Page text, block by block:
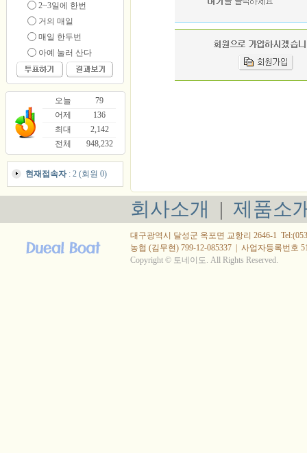
2~3일에 한번
거의 매일
매일 한두번
아예 눌러 산다
오늘
79
어제
136
최대
2,142
전체
948,232
현재접속자: 2 (회원 0)
회사소개 | 제품소
대구광역시 달성군 옥포면 교항리 2646-1
농협 (김무현) 799-12-085337
사업자등록번호
Copyright © 토네이도. All Rights Reserved.